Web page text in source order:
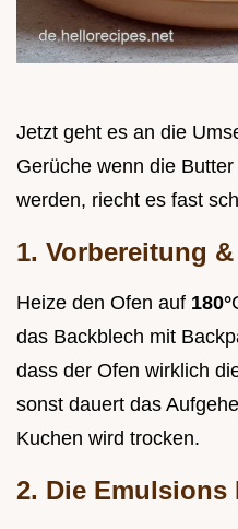
Jetzt geht es an die
Gerüche wenn die
werden, riecht es fast
1. Vorbereitung
Heize den Ofen auf 180°
das Backblech mit
dass der Ofen wirklich
sonst dauert das
Kuchen wird trocken.
2. Die Emulsions